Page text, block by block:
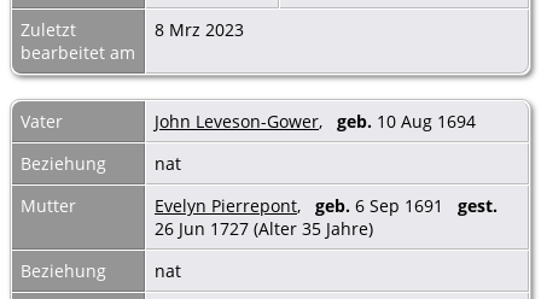
Zuletzt
bearbeitet am
8 Mrz 2023
Vater John Leveson-Gower, geb. 10 Aug 1694
Beziehung
nat
Mutter
Evelyn Pierrepont, geb. 6 Sep 1691 gest.
26 Jun 1727 (Alter 35 Jahre)
Beziehung
nat